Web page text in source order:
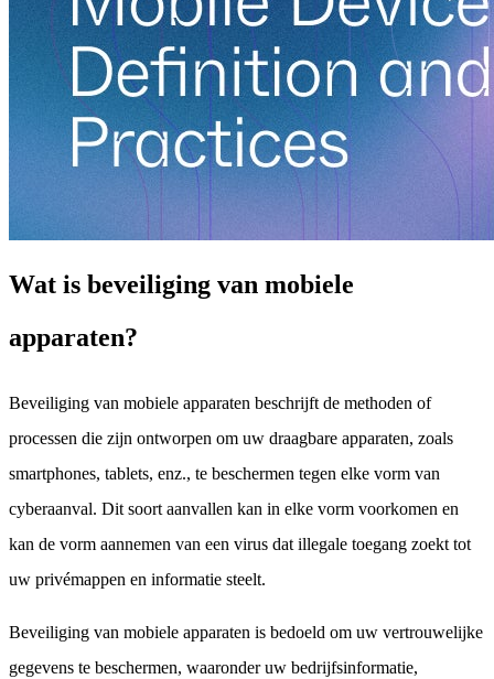
Wat is beveiliging van mobiele
apparaten?
Beveiliging van mobiele apparaten beschrijft de methoden of
processen die zijn ontworpen om uw draagbare apparaten, zoals
smartphones, tablets, enz., te beschermen tegen elke vorm van
cyberaanval. Dit soort aanvallen kan in elke vorm voorkomen en
kan de vorm aannemen van een virus dat illegale toegang zoekt tot
uw privémappen en informatie steelt.
Beveiliging van mobiele apparaten is bedoeld om uw vertrouwelijke
gegevens te beschermen, waaronder uw bedrijfsinformatie,